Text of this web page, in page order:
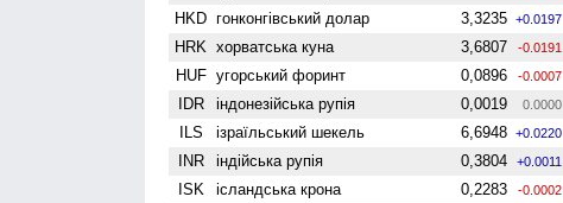
HKD гонконгівський долар 3,3235 +0.0197
HRK хорватська куна 3,6807 -0.0191
HUF угорський форинт 0,0896 -0.0007
IDR індонезійська рупія 0,0019 0.0000
ILS ізраїльський шекель 6,6948 +0.0220
INR індійська рупія 0,3804 +0.0011
ISK ісландська крона 0,2283 -0.0002